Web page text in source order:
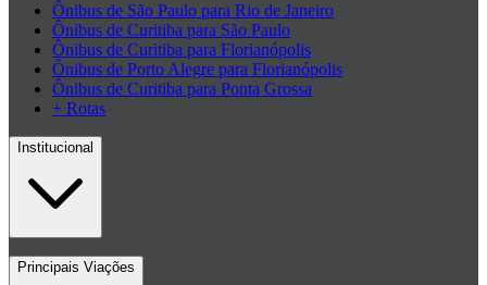
Ônibus de São Paulo para Rio de Janeiro
Ônibus de Curitiba para São Paulo
Ônibus de Curitiba para Florianópolis
Ônibus de Porto Alegre para Florianópolis
Ônibus de Curitiba para Ponta Grossa
+ Rotas
Institucional
Contato
Principais Viações